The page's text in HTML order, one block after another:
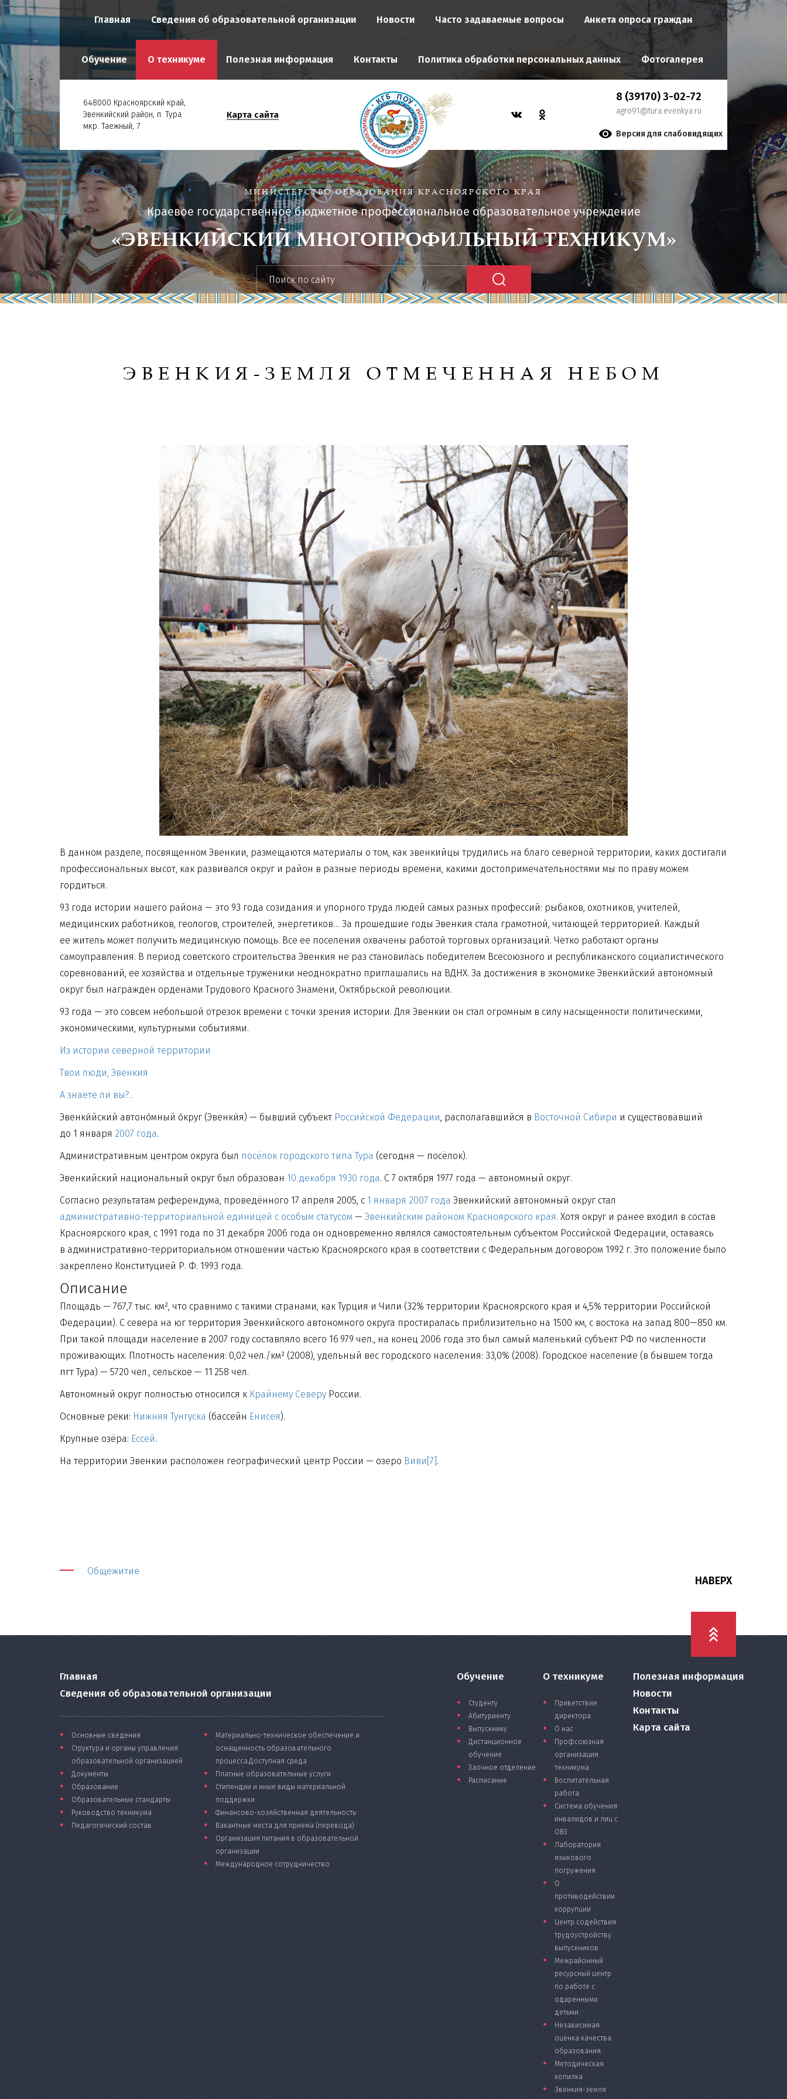
Главная Сведения об образовательной организации Новости Часто задаваемые вопросы Анкета опроса граждан
Обучение О техникуме Полезная информация Контакты Политика обработки персональных данных Фотогалерея
648000 Красноярский край,
Эвенкийский район, п. Тура
мкр. Таежный, 7
Карта сайта
8 (39170) 3-02-72
agro91@tura.evenkya.ru
Версия для слабовидящих
МИНИСТЕРСТВО ОБРАЗОВАНИЯ КРАСНОЯРСКОГО КРАЯ
Краевое государственное бюджетное профессиональное образовательное учреждение
«ЭВЕНКИЙСКИЙ МНОГОПРОФИЛЬНЫЙ ТЕХНИКУМ»
ЭВЕНКИЯ-ЗЕМЛЯ ОТМЕЧЕННАЯ НЕБОМ
В данном разделе, посвященном Эвенкии, размещаются материалы о том, как эвенкийцы трудились на благо северной территории, каких достигали
профессиональных высот, как развивался округ и район в разные периоды времени, какими достопримечательностями мы по праву можем
гордиться.
93 года истории нашего района — это 93 года созидания и упорного труда людей самых разных профессий: рыбаков, охотников, учителей,
медицинских работников, геологов, строителей, энергетиков… За прошедшие годы Эвенкия стала грамотной, читающей территорией. Каждый
ее житель может получить медицинскую помощь. Все ее поселения охвачены работой торговых организаций. Четко работают органы
самоуправления. В период советского строительства Эвенкия не раз становилась победителем Всесоюзного и республиканского социалистического
соревнований, ее хозяйства и отдельные труженики неоднократно приглашались на ВДНХ. За достижения в экономике Эвенкийский автономный
округ был награжден орденами Трудового Красного Знамени, Октябрьской революции.
93 года — это совсем небольшой отрезок времени с точки зрения истории. Для Эвенкии он стал огромным в силу насыщенности политическими,
экономическими, культурными событиями.
Из истории северной территории
Твои люди, Эвенкия
А знаете ли вы?..
Эвенки́йский автоно́мный о́круг (Эвенки́я) — бывший субъект Российской Федерации, располагавшийся в Восточной Сибири и существовавший
до 1 января 2007 года.
Административным центром округа был посёлок городского типа Тура (сегодня — посёлок).
Эвенкийский национальный округ был образован 10 декабря 1930 года. С 7 октября 1977 года — автономный округ.
Согласно результатам референдума, проведённого 17 апреля 2005, с 1 января 2007 года Эвенкийский автономный округ стал
административно-территориальной единицей с особым статусом — Эвенкийским районом Красноярского края. Хотя округ и ранее входил в состав
Красноярского края, с 1991 года по 31 декабря 2006 года он одновременно являлся самостоятельным субъектом Российской Федерации, оставаясь
в административно-территориальном отношении частью Красноярского края в соответствии с Федеральным договором 1992 г. Это положение было
закреплено Конституцией Р. Ф. 1993 года.
Описание
Площадь — 767,7 тыс. км², что сравнимо с такими странами, как Турция и Чили (32% территории Красноярского края и 4,5% территории Российской
Федерации). С севера на юг территория Эвенкийского автономного округа простиралась приблизительно на 1500 км, с востока на запад 800—850 км.
При такой площади население в 2007 году составляло всего 16 979 чел., на конец 2006 года это был самый маленький субъект РФ по численности
проживающих. Плотность населения: 0,02 чел./км² (2008), удельный вес городского населения: 33,0% (2008). Городское население (в бывшем тогда
пгт Тура) — 5720 чел., сельское — 11 258 чел.
Автономный округ полностью относился к Крайнему Северу России.
Основные реки: Нижняя Тунгуска (бассейн Енисея).
Крупные озёра: Ессей.
На территории Эвенкии расположен географический центр России — озеро Виви [7] .
Общежитие
НАВЕРХ
Главная
Сведения об образовательной организации
Основные сведения
Структура и органы управления
образовательной организацией
Документы
Образование
Образовательные стандарты
Руководство техникума
Педагогический состав
Материально-техническое обеспечение и
оснащенность образовательного
процесса.Доступная среда
Платные образовательные услуги
Стипендии и иные виды материальной
поддержки
Финансово-хозяйственная деятельность
Вакантные места для приема (перевода)
Организация питания в образовательной
организации
Международное сотрудничество
Обучение
Студенту
Абитуриенту
Выпускнику
Дистанционное
обучение
Заочное отделение
Расписание
О техникуме
Приветствие
директора
О нас
Профсоюзная
организация
техникума
Воспитательная
работа
Система обучения
инвалидов и лиц с
ОВЗ
Лаборатория
языкового
погружения
О
противодействии
коррупции
Центр содействия
трудоустройству
выпускников
Межрайонный
ресурсный центр
по работе с
одаренными
детьми
Независимая
оценка качества
образования
Методическая
копилка
Эвенкия-земля
Полезная информация
Новости
Контакты
Карта сайта